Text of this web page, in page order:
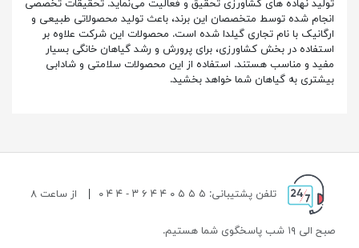
تولید نهاده های کشاورزی تحقیق و فعالیت می‌نماید. تحقیقات تخصصی
انجام‌ شده توسط متخصصان این برند، باعث تولید محصولاتی طبیعی و
ارگانیک با نام تجاری گیلدا شده است. محصولات این شرکت علاوه بر
استفاده در بخش کشاورزی، برای پرورش و رشد گیاهان خانگی بسیار
مفید و مناسب هستند. استفاده از این محصولات سلامتی و شادابی
بیشتری به گیاهان شما خواهد بخشید.
تلفن پشتیبانی: ۵ ۵ ۵ ۰ ۴ ۴ ۶ ۳ - ۴ ۴ ۰ از ساعت ۸
صبح الی ۱۹ شب پاسخگوی شما هستیم.